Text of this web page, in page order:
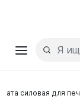
силовая для